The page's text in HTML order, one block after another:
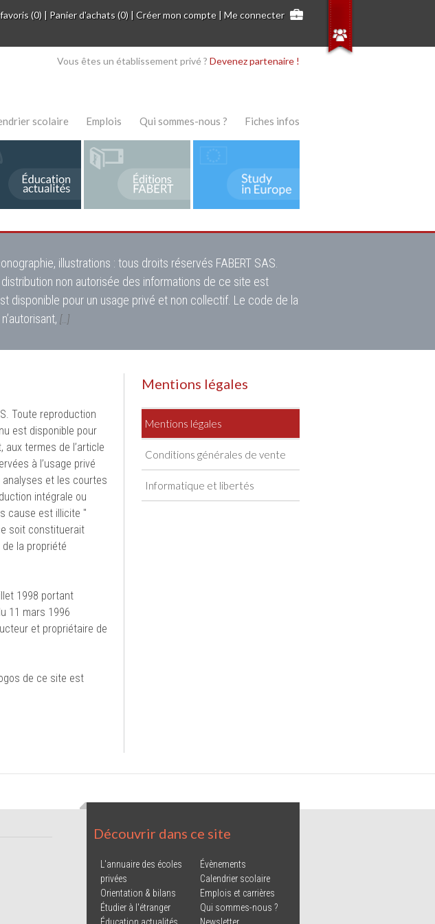
(0) | Panier d'achats (0) |Créer mon compte |Me connecter
Vous êtes un établissement privé ? Devenez partenaire !
scolaire Emplois Qui sommes-nous ? Fiches infos
illustrations : tous droits réservés FABERT SAS.
non autorisée des informations de ce site est
disponible pour un usage privé et non collectif. Le code de la
[…]
Toute reproduction
est disponible pour
termes de l’article
à l’usage privé
et les courtes
intégrale ou
cause est illicite "
soit constituerait
la propriété
1998 portant
11 mars 1996
et propriétaire de
de ce site est
Mentions légales
Mentions légales
Conditions générales de vente
Informatique et libertés
Découvrir dans ce site
L'annuaire des écoles
privées
Orientation & bilans
Étudier à l'étranger
Évènements
Calendrier scolaire
Emplois et carrières
Qui sommes-nous ?